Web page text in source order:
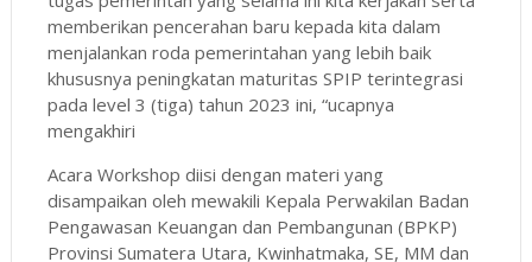
memberikan pencerahan baru kepada kita dalam
menjalankan roda pemerintahan yang lebih baik
khususnya peningkatan maturitas SPIP terintegrasi
pada level 3 (tiga) tahun 2023 ini, “ucapnya
mengakhiri
Acara Workshop diisi dengan materi yang
disampaikan oleh mewakili Kepala Perwakilan Badan
Pengawasan Keuangan dan Pembangunan (BPKP)
Provinsi Sumatera Utara, Kwinhatmaka, SE, MM dan